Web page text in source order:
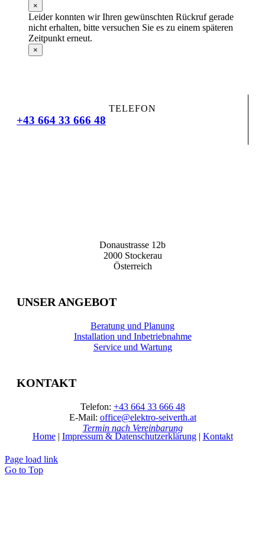
×
Leider konnten wir Ihren gewünschten Rückruf gerade
nicht erhalten, bitte versuchen Sie es zu einem späteren
Zeitpunkt erneut.
×
TELEFON
+43 664 33 666 48
Donaustrasse 12b
2000 Stockerau
Österreich
UNSER ANGEBOT
Beratung und Planung
Installation und Inbetriebnahme
Service und Wartung
KONTAKT
Telefon: +43 664 33 666 48
E-Mail: office@elektro-seiverth.at
Termin nach Vereinbarung
Home| Impressum & Datenschutzerklärung| Kontakt
Page load link
Go to Top